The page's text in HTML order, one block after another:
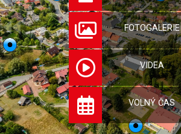
FOTOGALERIE
VIDEA
VOLNÝ ČAS